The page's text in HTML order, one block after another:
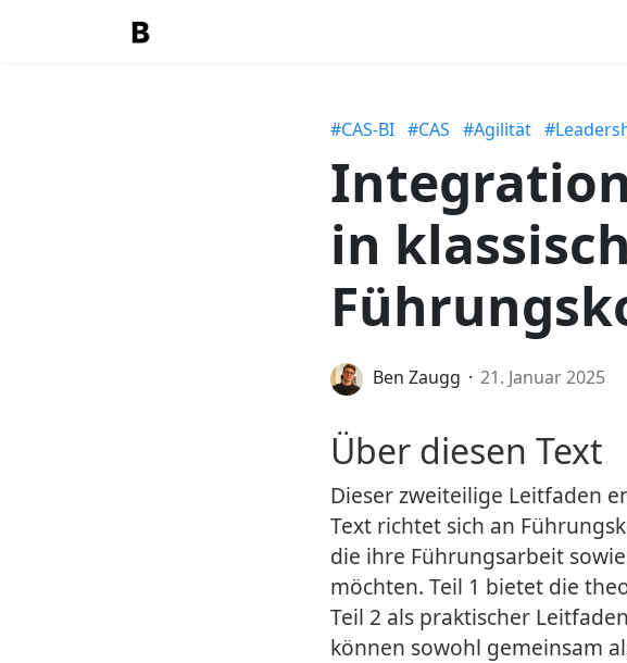
#CAS-BI #CAS #Agilität
in
Ben Zaugg 21. Januar 2025
Über diesen Text
Dieser zweiteilige Leitfaden
Text richtet sich an
die ihre Führungsarbeit
möchten. Teil 1 bietet die
Teil 2 als praktischer
können sowohl gemeinsam